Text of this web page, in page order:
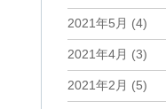
2021年5月 (4)
2021年4月 (3)
2021年2月 (5)